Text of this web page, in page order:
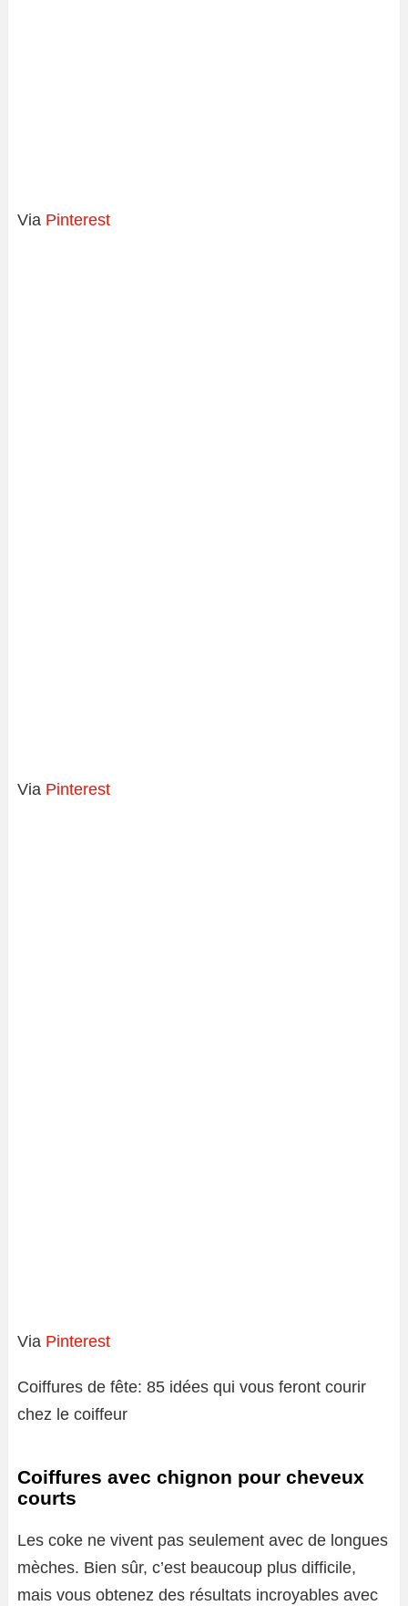
Via Pinterest
Via Pinterest
Via Pinterest
Coiffures de fête: 85 idées qui vous feront courir
chez le coiffeur
Coiffures avec chignon pour cheveux
courts
Les coke ne vivent pas seulement avec de longues
mèches. Bien sûr, c’est beaucoup plus difficile,
mais vous obtenez des résultats incroyables avec